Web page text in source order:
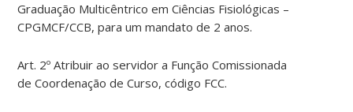
Graduação Multicêntrico em Ciências Fisiológicas –
CPGMCF/CCB, para um mandato de 2 anos.
Art. 2º Atribuir ao servidor a Função Comissionada
de Coordenação de Curso, código FCC.